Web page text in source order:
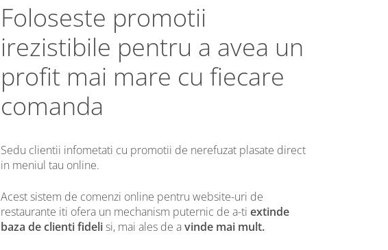
Foloseste promotii
irezistibile pentru a avea un
profit mai mare cu fiecare
comanda
Sedu clientii infometati cu promotii de nerefuzat plasate direct
in meniul tau online.
Acest sistem de comenzi online pentru website-uri de
restaurante iti ofera un mechanism puternic de a-ti extinde
baza de clienti fidelisi, mai ales de avinde mai mult.